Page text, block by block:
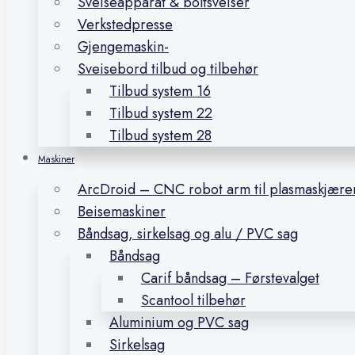
Verkstedpresse
Gjengemaskin-
Sveisebord tilbud og tilbehør
Tilbud system 16
Tilbud system 22
Tilbud system 28
Maskiner
ArcDroid – CNC robot arm til
Beisemaskiner
Båndsag, sirkelsag og alu / PVC sag
Båndsag
Carif båndsag – Førstevalget
Scantool tilbehør
Aluminium og PVC sag
Sirkelsag